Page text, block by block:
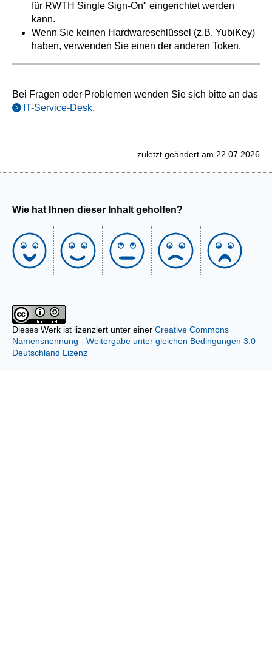
für RWTH Single Sign-On" eingerichtet werden
kann.
Wenn Sie keinen Hardwareschlüssel (z.B. YubiKey)
haben, verwenden Sie einen der anderen Token.
Bei Fragen oder Problemen wenden Sie sich bitte an das
IT-Service-Desk.
zuletzt geändert am 22.07.2026
Wie hat Ihnen dieser Inhalt geholfen?
Dieses Werk ist lizenziert unter einer Creative Commons
Namensnennung - Weitergabe unter gleichen Bedingungen 3.0
Deutschland Lizenz